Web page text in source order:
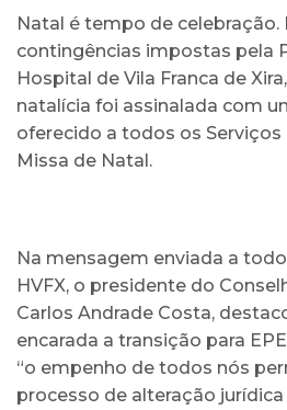
Natal é tempo de celebração.
contingências impostas pela
Hospital de Vila Franca de
natalícia foi assinalada com
oferecido a todos os
Missa de Natal.
Na mensagem enviada a
HVFX, o presidente do
Carlos Andrade Costa,
encarada a transição para
“o empenho de todos nós
processo de alteração